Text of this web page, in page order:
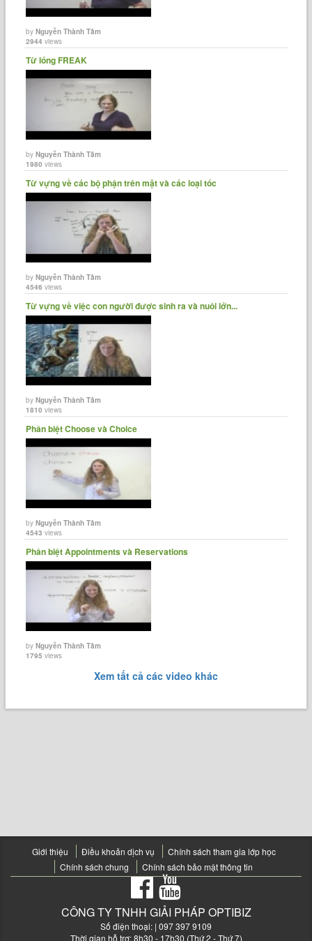
byNguyễn Thành Tâm
2944 views
Từ lóng FREAK
byNguyễn Thành Tâm
1980 views
Từ vựng về các bộ phận trên mặt và các loại tóc
byNguyễn Thành Tâm
4546 views
Từ vựng về việc con người được sinh ra và nuôi lớn...
byNguyễn Thành Tâm
1810 views
Phân biệt Choose và Choice
byNguyễn Thành Tâm
4543 views
Phân biệt Appointments và Reservations
byNguyễn Thành Tâm
1795 views
Xem tất cả các video khác
Giới thiệu Điều khoản dịch vụ
Chính sách tham gia lớp học
Chính sách chung
Chính sách bảo mật thông tin
CÔNG TY TNHH GIẢI PHÁP OPTIBIZ
Số điện thoại: | 097 397 9109
Thời gian hỗ trợ: 8h30 - 17h30 (Thứ 2 - Thứ 7)